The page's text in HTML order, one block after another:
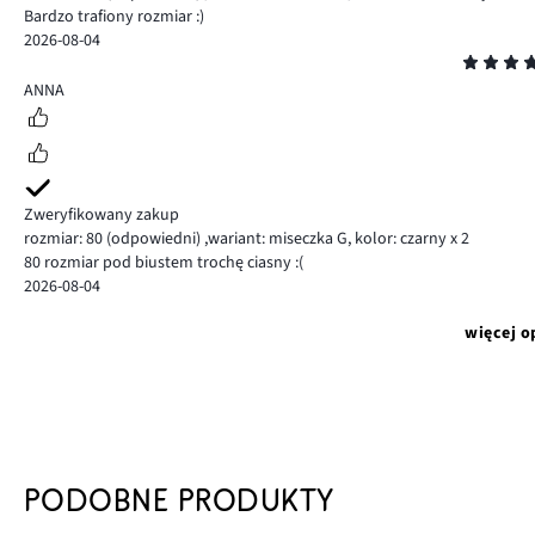
Bardzo trafiony rozmiar :)
2026-08-04
5
ANNA
Zweryfikowany zakup
rozmiar: 80 (odpowiedni) ,wariant: miseczka G, kolor: czarny x 2
80 rozmiar pod biustem trochę ciasny :(
2026-08-04
więcej
PODOBNE PRODUKTY